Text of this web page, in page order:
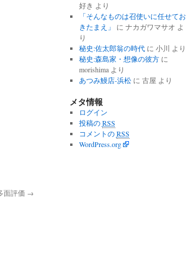
面評価 →
好き より
「そんなものは召使いに任せてお
きたまえ」
に ナカガワマサオ よ
り
秘史:佐太郎翁の時代に 小川 より
秘史:森島家・想像の彼方に
morishimaより
あつみ鰻店-浜松に 古屋 より
メタ情報
ログイン
投稿のRSS
コメントのRSS
WordPress.org